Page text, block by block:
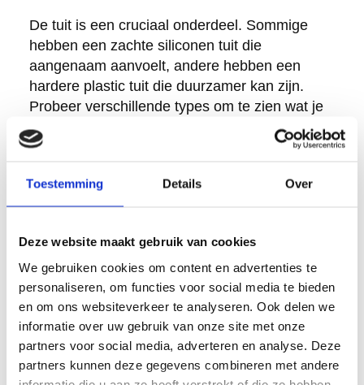
Toestemming Details Over
Deze website maakt gebruik van cookies
We gebruiken cookies om content en advertenties te
personaliseren, om functies voor social media te bieden
en om ons websiteverkeer te analyseren. Ook delen we
informatie over uw gebruik van onze site met onze
partners voor social media, adverteren en analyse. Deze
partners kunnen deze gegevens combineren met andere
De tuit is een cruciaal onderdeel. Sommige
hebben een zachte siliconen tuit die
aangenaam aanvoelt, andere hebben een
hardere plastic tuit die duurzamer kan zijn.
Probeer verschillende types om te zien wat je
prettig vindt.
bidonhouder essentieel. Controleer of de bidon
goed past en niet rammelt tijdens het rijden.
bij competitief wielrennen.
Ten slotte, denk aan onderhoud. Sommige
bidons zijn vaatwasmachinebestendig, andere
moeten handmatig gereinigd worden. Kies een
bidon die past bij je levensstijl en
onderhoudsroutine.